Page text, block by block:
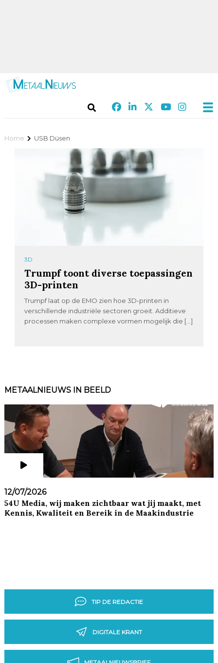
Home USB Düsen
3D
Trumpf toont diverse toepassingen
3D-printen
Trumpf laat op de EMO zien hoe 3D-printen in
verschillende industriële sectoren groeit. Additieve
processen maken complexe vormen mogelijk die […]
METAALNIEUWS IN BEELD
12/07/2026
54U Media, wij maken zichtbaar wat jij maakt, met
Kennis, Kwaliteit en Bereik in de Maakindustrie
TIP DE REDACTIE
DIGITALE KRANT